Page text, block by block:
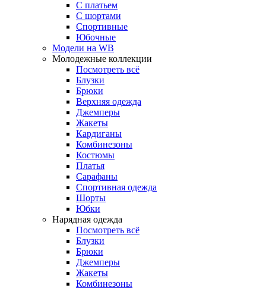
С платьем
С шортами
Спортивные
Юбочные
Модели на WB
Молодежные коллекции
Посмотреть всё
Блузки
Брюки
Верхняя одежда
Джемперы
Жакеты
Кардиганы
Комбинезоны
Костюмы
Платья
Сарафаны
Спортивная одежда
Шорты
Юбки
Нарядная одежда
Посмотреть всё
Блузки
Брюки
Джемперы
Жакеты
Комбинезоны